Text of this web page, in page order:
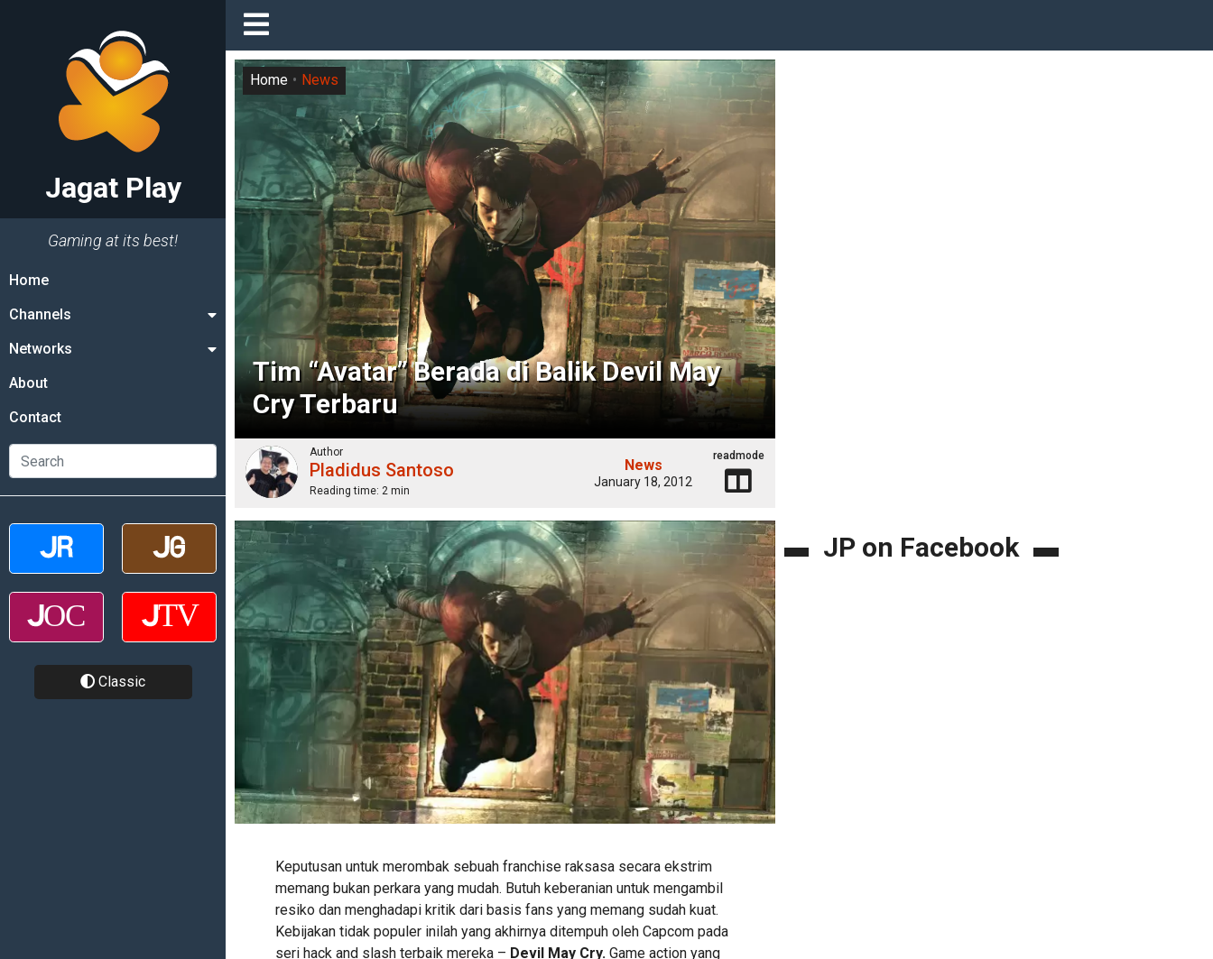
Jagat Play
Gaming at its best!
Home
Channels
Networks
About
Contact
Classic
Tim “Avatar” Berada di Balik Devil May
Cry Terbaru
Home News
Author
Pladidus Santoso
Reading time: 2 min
News
January 18, 2012
readmode
Keputusan untuk merombak sebuah franchise raksasa secara ekstrim
memang bukan perkara yang mudah. Butuh keberanian untuk mengambil
resiko dan menghadapi kritik dari basis fans yang memang sudah kuat.
Kebijakan tidak populer inilah yang akhirnya ditempuh oleh Capcom pada
seri hack and slash terbaik mereka – Devil May Cry.Game action yang
JP on Facebook